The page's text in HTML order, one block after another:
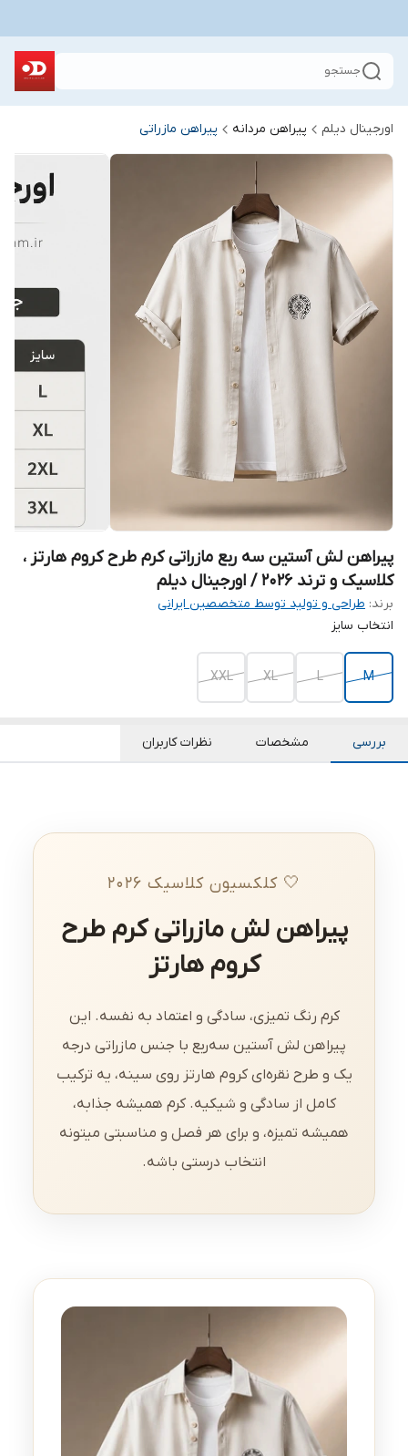
جستجو
اورجینال دیلم پیراهن مردانه پیراهن مازراتی
پیراهن لش آستین سه ربع مازراتی کرم طرح کروم هارتز ،
کلاسیک و ترند ۲۰۲۶ / اورجینال دیلم
برند: طراحی و تولید توسط متخصصین ایرانی
انتخاب سایز
M
L
XL
XXL
بررسی مشخصات نظرات کاربران
🤍 کلکسیون کلاسیک ۲۰۲۶
پیراهن لش مازراتی کرم طرح
کروم هارتز
کرم رنگ تمیزی، سادگی و اعتماد به نفسه. این
پیراهن لش آستین سه‌ربع با جنس مازراتی درجه
یک و طرح نقره‌ای کروم هارتز روی سینه، یه ترکیب
کامل از سادگی و شیکیه. کرم همیشه جذابه،
همیشه تمیزه، و برای هر فصل و مناسبتی میتونه
انتخاب درستی باشه.